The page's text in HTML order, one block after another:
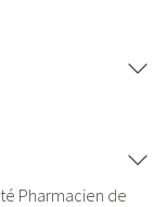
Pharmacien de